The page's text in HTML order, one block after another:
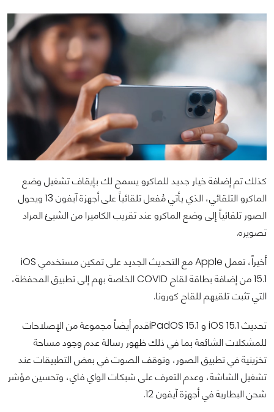
كذلك تم إضافة خيار جديد للماكرو يسمح لك بإيقاف تشغيل وضع
الماكرو التلقائي، الذي يأتي مُفعل تلقائياً على أجهزة آيفون 13 ويحول
الصور تلقائياً إلى وضع الماكرو عند تقريب الكاميرا من الشيئ المراد
تصويره.
أخيراً، تعمل Apple مع التحديث الجديد على تمكين مستخدمي iOS
15.1 من إضافة بطاقة لقاح COVID الخاصة بهم إلى تطبيق المحفظة،
التي تثبت تلقيهم للقاح كورونا.
تحديث iOS 15.1 و iPadOS 15.1قدم أيضاً مجموعة من الإصلاحات
للمشكلات الشائعة بما في ذلك ظهور رسالة عدم وجود مساحة
تخزينية في تطبيق الصور، وتوقف الصوت في بعض التطبيقات عند
تشغيل الشاشة، وعدم التعرف على شبكات الواي فاي، وتحسين مؤشر
شحن البطارية في أجهزة آيفون 12.